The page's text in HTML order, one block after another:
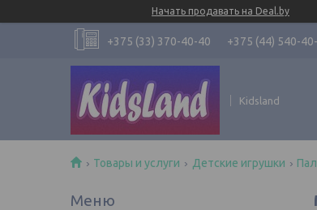
Начать продавать на Deal.by
+375 (33) 370-40-40 +375 (44) 540-
Kidsland
Товары и услуги Детские игрушки